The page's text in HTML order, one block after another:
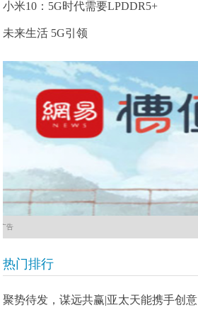
小米10：5G时代需要LPDDR5+
未来生活 5G引领
广告
热门排行
聚势待发，谋远共赢|亚太天能携手创意